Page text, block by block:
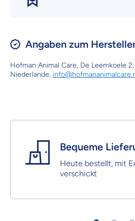
Angaben zum
Hofman Animal Care, De Leemkoele
Niederlande,
Bequeme
Heute bestellt, mit
verschickt